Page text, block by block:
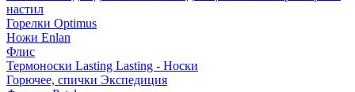
настил
Горелки Optimus
Ножи Enlan
Флис
Термоноски Lasting Lasting - Носки
Горючее, спички Экспедиция